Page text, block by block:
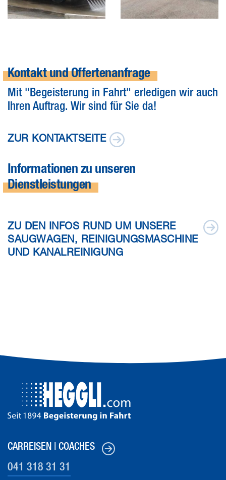
Kontakt und Offertenanfrage
Mit "Begeisterung in Fahrt" erledigen wir auch
Ihren Auftrag. Wir sind für Sie da!
ZUR KONTAKTSEITE
Informationen zu unseren
Dienstleistungen
ZU DEN INFOS RUND UM UNSERE
SAUGWAGEN, REINIGUNGSMASCHINE
UND KANALREINIGUNG
CARREISEN | COACHES
041 318 31 31